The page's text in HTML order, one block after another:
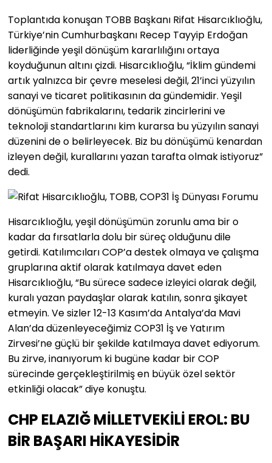
Toplantıda konuşan TOBB Başkanı Rifat Hisarcıklıoğlu,
Türkiye’nin Cumhurbaşkanı Recep Tayyip Erdoğan
liderliğinde yeşil dönüşüm kararlılığını ortaya
koyduğunun altını çizdi. Hisarcıklıoğlu, “İklim gündemi
artık yalnızca bir çevre meselesi değil, 21’inci yüzyılın
sanayi ve ticaret politikasının da gündemidir. Yeşil
dönüşümün fabrikalarını, tedarik zincirlerini ve
teknoloji standartlarını kim kurarsa bu yüzyılın sanayi
düzenini de o belirleyecek. Biz bu dönüşümü kenardan
izleyen değil, kurallarını yazan tarafta olmak istiyoruz”
dedi.
Hisarcıklıoğlu, yeşil dönüşümün zorunlu ama bir o
kadar da fırsatlarla dolu bir süreç olduğunu dile
getirdi. Katılımcıları COP’a destek olmaya ve çalışma
gruplarına aktif olarak katılmaya davet eden
Hisarcıklıoğlu, “Bu sürece sadece izleyici olarak değil,
kuralı yazan paydaşlar olarak katılın, sonra şikayet
etmeyin. Ve sizler 12-13 Kasım’da Antalya’da Mavi
Alan’da düzenleyeceğimiz COP31 İş ve Yatırım
Zirvesi’ne güçlü bir şekilde katılmaya davet ediyorum.
Bu zirve, inanıyorum ki bugüne kadar bir COP
sürecinde gerçekleştirilmiş en büyük özel sektör
etkinliği olacak” diye konuştu.
CHP ELAZIĞ MİLLETVEKİLİ EROL: BU
BİR BAŞARI HİKAYESİDİR